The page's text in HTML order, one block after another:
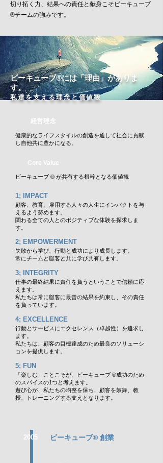
切り拓く力、結果への責任と献身こそビーキューブ
®チームの強みです。
ビーキューブ®には「理由」がありま
す。
私達を支える理念と価値観
経営理念
健康的なライフスタイルの創造を通して社会に貢献
し自他共に豊かになる。
Core Value
ビーキューブ ® が共有する根幹となる価値観
1; IMPACT
顧客、教育、雇用する人々の人生にインパク トを与
えるよう努めます。
関わる全ての人とのポジティブな体験を探求しま
す。
2; EMPOWERMENT
失敗から学び、行動と成功により成長します。
常にチームと顧客と共に学び共有します。
3; INTEGRITY
仕事の最終結果に責任を負うということで信頼に応
えます。
私たちは常に顧客に最善の結果を約束し、その責任
を負っています。
4; EXCELLENCE
行動とサービスにエクセレンス（卓越性）を追求し
ます。
私たちは、顧客の目標達成のため最良のソリューシ
ョンを提供します。
5; FUN
「楽しむ」ことこそが、ビーキューブ ®成功のため
のスパイスの1つと考えます。
遊び心が、私たちの均整を保ち、顧客を鼓舞、教
授、トレーニングする支えとなります。
2005 ビーキューブ® 創業